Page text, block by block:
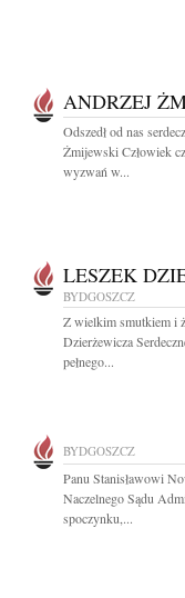
ANDRZEJ
Odszedł od nas
Żmijewski Człowiek
wyzwań w...
LESZEK
BYDGOSZCZ
Z wielkim smutkiem i
Dzierżewicza
pełnego...
BYDGOSZCZ
Panu Stanisławowi
Naczelnego Sądu
spoczynku,...